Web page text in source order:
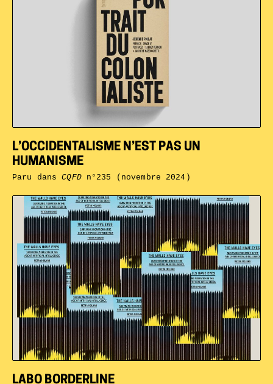
LABO BORDERLINE
L’OCCIDENTALISME N’EST PAS UN
HUMANISME
Paru dansCQFDn°235 (novembre 2024)